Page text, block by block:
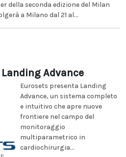
della seconda edizione del Milan
a Milano dal 21 al...
Advance
Eurosets presenta Landing
Advance, un sistema completo
e intuitivo che apre nuove
frontiere nel campo del
monitoraggio
multiparametrico in
cardiochirurgia...